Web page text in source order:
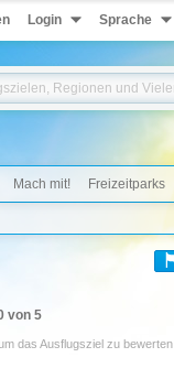
Login Sprache
Mach mit! Freizeitparks
von 5
das Ausflugsziel zu bewerten